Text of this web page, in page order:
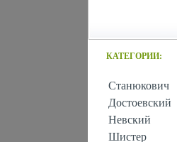
КАТЕГОРИИ:
Станюкович
Достоевский
Невский
Шистер